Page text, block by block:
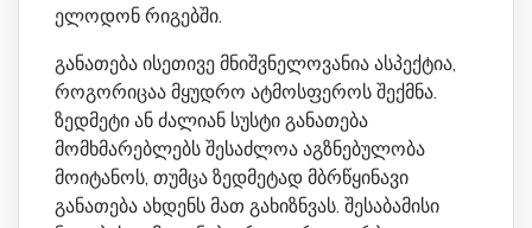
ელოდონ რიგებში.
განათება ისეთივე მნიშვნელოვანია ასპექტია,
როგორიცაა მყუდრო ატმოსფეროს შექმნა.
ზედმეტი ან ძალიან სუსტი განათება
მომხმარებლებს შესაძლოა აგზნებულობა
მოიტანოს, თუმცა ზედმეტად მბრწყინავი
განათება ახდენს მათ გახიზნვას. შესაბამისი